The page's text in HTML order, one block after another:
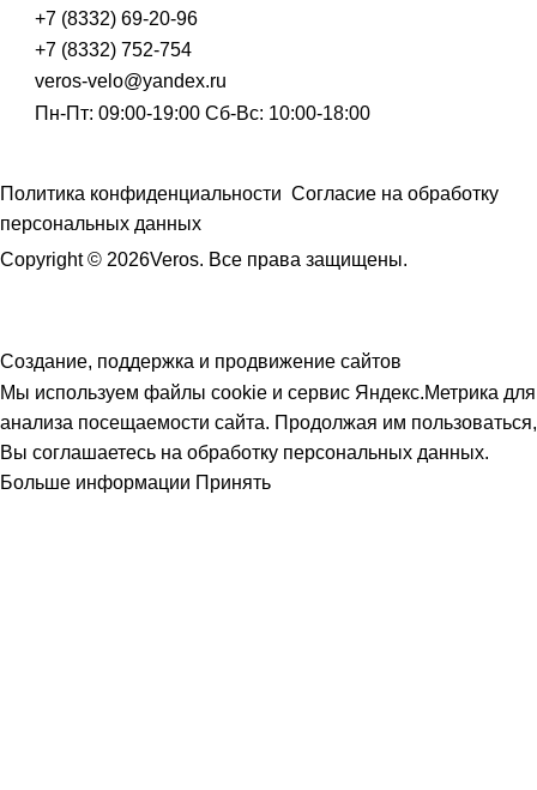
+7 (8332) 69-20-96
+7 (8332) 752-754
veros-velo@yandex.ru
Пн-Пт: 09:00-19:00 Сб-Вс: 10:00-18:00
Политика конфиденциальности Согласие на обработку
персональных данных
Copyright © 2026Veros. Все права защищены.
Создание, поддержка и продвижение сайтов
Мы используем файлы cookie и сервис Яндекс.Метрика для
анализа посещаемости сайта. Продолжая им пользоваться,
Вы соглашаетесь на обработку персональных данных.
Больше информации Принять